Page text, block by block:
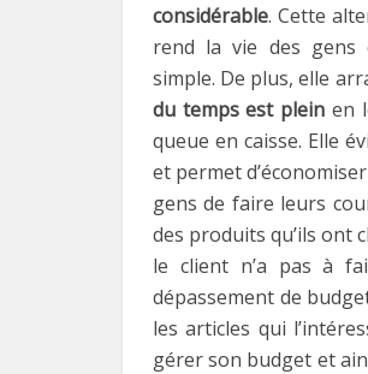
considérable. Cette
rend la vie des gens
simple. De plus, elle
du temps est plein en
queue en caisse. Elle
et permet
gens de faire leurs
des produits qu’ils ont
le client n’a pas à
dépassement de
les articles qui
gérer son budget et